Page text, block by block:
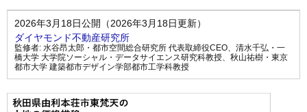
2026年3月18日公開（2026年3月18日更新）
ダイヤモンド不動産研究所
監修者: 水谷昂太郎・都市空間総合研究所 代表取締役CEO、 清水千弘・一
橋大学 大学院ソーシャル・データサイエンス研究科教授、 秋山祐樹・東京
都市大学 建築都市デザイン学部都市工学科教授